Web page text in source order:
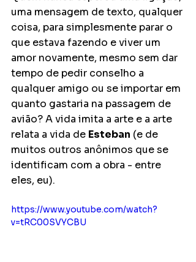
uma mensagem de texto, qualquer
coisa, para simplesmente parar o
que estava fazendo e viver um
amor novamente, mesmo sem dar
tempo de pedir conselho a
qualquer amigo ou se importar em
quanto gastaria na passagem de
avião? A vida imita a arte e a arte
relata a vida de Esteban (e de
muitos outros anônimos que se
identificam com a obra - entre
eles, eu).
https://www.youtube.com/watch?
v=tRC00SVYCBU